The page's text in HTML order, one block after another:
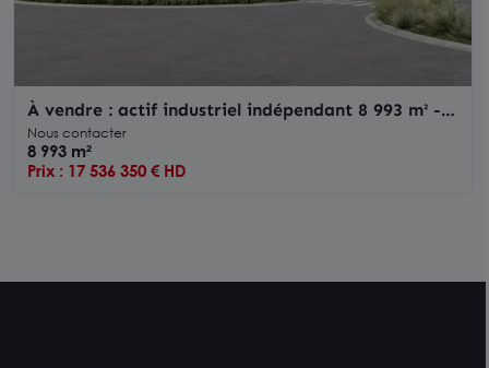
À vendre : actif industriel indépendant 8 993 m² -
site sécurisé, ICPE avec quais et grande hauteur
Nous contacter
8 993 m²
Prix : 17 536 350 € HD